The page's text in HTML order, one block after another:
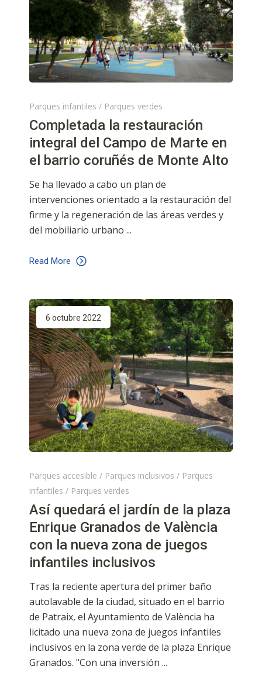
Parques infantiles / Parques verdes
Completada la restauración
integral del Campo de Marte en
el barrio coruñés de Monte Alto
Se ha llevado a cabo un plan de
intervenciones orientado a la restauración del
firme y la regeneración de las áreas verdes y
del mobiliario urbano
Read More
6 octubre 2022
Parques accesible / Parques inclusivos / Parques
infantiles / Parques verdes
Así quedará el jardín de la plaza
Enrique Granados de València
con la nueva zona de juegos
infantiles inclusivos
Tras la reciente apertura del primer baño
autolavable de la ciudad, situado en el barrio
de Patraix, el Ayuntamiento de València ha
licitado una nueva zona de juegos infantiles
inclusivos en la zona verde de la plaza Enrique
Granados. "Con una inversión